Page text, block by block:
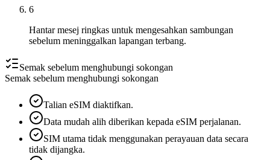
6
Hantar mesej ringkas untuk mengesahkan sambungan
sebelum meninggalkan lapangan terbang.
Semak sebelum menghubungi sokongan
Semak sebelum menghubungi sokongan
Talian eSIM diaktifkan.
Data mudah alih diberikan kepada eSIM perjalanan.
SIM utama tidak menggunakan perayauan data secara
tidak dijangka.